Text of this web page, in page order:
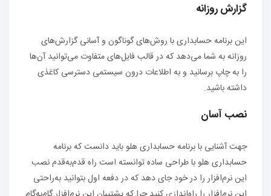
گزارش روزانه
این برنامه حسابداری با روش‌های گوناگون و آسانی گزارش‌های
روزانه به شما می‌دهد که در قالب فایل‌های متفاوت می‌توانید آن‌ها
را به چاپ برسانید و به اطلاعات درون سیستمی دسترسی کاغذی
داشته باشید.
نصب آسان
جهت آشنایی با برنامه حسابداری هلو باید دانست که برنامه
حسابداری هلو با طراحی ساده توانسته است راه قدم‌به‌قدم نصب
این نرم‌افزار را در خود جای دهد که در دفعه اول بتوانید به‌راحتی